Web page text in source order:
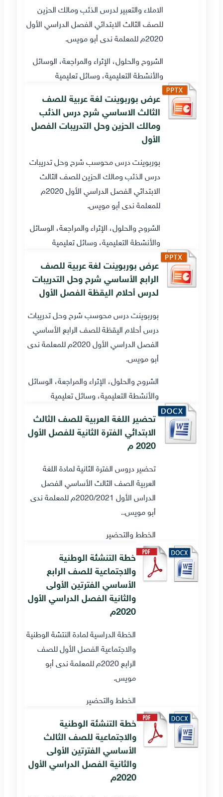
الاملاء والتعبير لدرس الذئب ومالك الحزين
للصف الثالث الابتدائي الفصل الدراسي الأول
2020م للمعلمة ندى أبو مويس.
الشروح والحلول، الإثراء والمراجعة، الوسائل
والأنشطة التعليمية، وسائل تعليمية
عرض بوربوينت لغة عربية للصف
الثالث الاساسي شرح درس الذئب
ومالك الحزين وحل التدريبات الفصل
الأول
بوربوينت درس محوسب شرح وحل تدريبات
درس الذئب ومالك الحزين للصف الثالث
الابتدائي الفصل الدراسي الأول 2020م
للمعلمة ندى أبو مويس.
الشروح والحلول، الإثراء والمراجعة، الوسائل
والأنشطة التعليمية، وسائل تعليمية
عرض بوربوينت لغة عربية للصف
الرابع الأساسي شرح وحل التدريبات
لدرس أحلام اليقظة الفصل الأول
بوربوينت درس محوسب شرح وحل تدريبات
درس أحلام اليقظة للصف الرابع الأساسي
الفصل الدراسي الأول 2020م للمعلمة ندى
أبو مويس.
الشروح والحلول، الإثراء والمراجعة، الوسائل
والأنشطة التعليمية، وسائل تعليمية
تحضير اللغة العربية للصف الثالث
الابتدائي الفترة الثانية للفصل الأول
2020 م
تحضير دروس الفترة الثانية لمادة اللغة
العربية الصف الثالث الأساسي الفصل
الدراس الأول 2020/2021م للمعلمة ندى
أبو مويس..
الخطط والتحضير
خطة التنشئة الوطنية
والاجتماعية للصف الرابع
الأساسي الفترتين الأولى
والثانية الفصل الدراسي الأول
2020م
الخطة الدراسية لمادة النتشة الوطنية
والاجتماعية الفصل الأول للصف
الرابع 2020م للمعلمة ندى أبو
مويس.
الخطط والتحضير
خطة التنشئة الوطنية
والاجتماعية للصف الثالث
الأساسي الفترتين الأولى
والثانية الفصل الدراسي الأول
2020م